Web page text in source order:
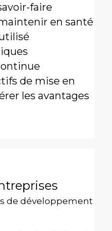
faire
en santé
de mise en
les avantages
de développement